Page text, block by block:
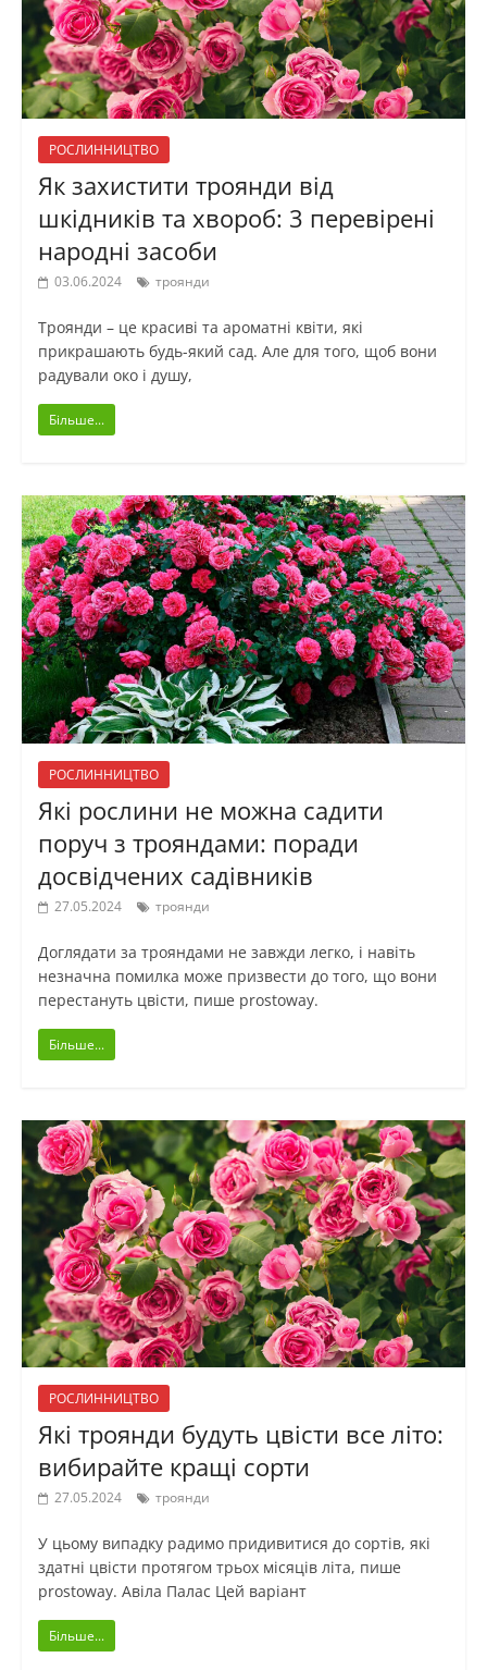
РОСЛИННИЦТВО
Як захистити троянди від
шкідників та хвороб: 3 перевірені
народні засоби
03.06.2024 троянди
Троянди – це красиві та ароматні квіти, які
прикрашають будь-який сад. Але для того, щоб вони
радували око і душу,
Більше...
РОСЛИННИЦТВО
Які рослини не можна садити
поруч з трояндами: поради
досвідчених садівників
27.05.2024 троянди
Доглядати за трояндами не завжди легко, і навіть
незначна помилка може призвести до того, що вони
перестануть цвісти, пише prostoway.
Більше...
РОСЛИННИЦТВО
Які троянди будуть цвісти все літо:
вибирайте кращі сорти
27.05.2024 троянди
У цьому випадку радимо придивитися до сортів, які
здатні цвісти протягом трьох місяців літа, пише
prostoway. Авіла Палас Цей варіант
Більше...